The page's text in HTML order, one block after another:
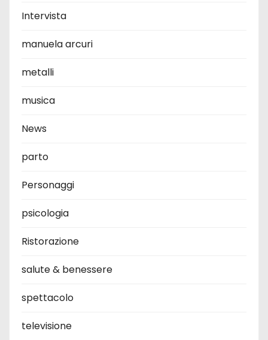
Intervista
manuela arcuri
metalli
musica
News
parto
Personaggi
psicologia
Ristorazione
salute & benessere
spettacolo
televisione